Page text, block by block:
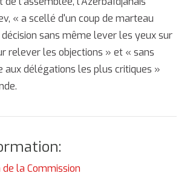
« a scellé d'un coup de marteau
sans même lever les yeux sur
relever les objections » et « sans
aux délégations les plus critiques »
la Commission